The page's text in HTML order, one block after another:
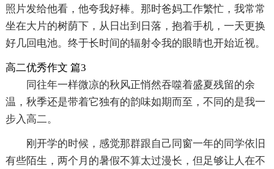
照片发给他看，他夸我好棒。那时爸妈工作繁忙，我常常
坐在大片的树荫下，从日出到日落，抱着手机，一天更换
好几回电池。终于长时间的辐射令我的眼睛也开始近视。
高二优秀作文 篇3
同往年一样微凉的秋风正悄然吞噬着盛夏残留的余
温，秋季还是带着它独有的韵味如期而至，不同的是我一
步入高二。
刚开学的时候，感觉那群跟自己同窗一年的同学依旧
有些陌生，两个月的暑假不算太过漫长，但足够让人在不